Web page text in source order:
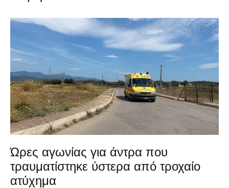
Ώρες αγωνίας για άντρα που
τραυματίστηκε ύστερα από τροχαίο
ατύχημα